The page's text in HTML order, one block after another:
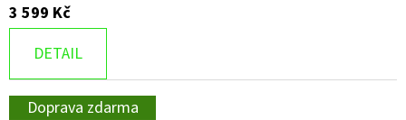
3 599 Kč
DETAIL
Doprava zdarma